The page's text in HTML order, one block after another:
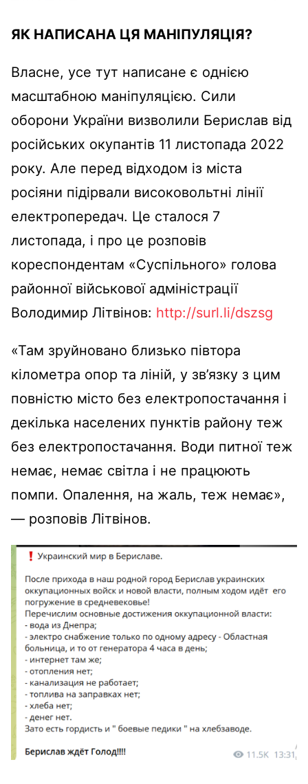
ЯК НАПИСАНА ЦЯ МАНІПУЛЯЦІЯ?
Власне, усе тут написане є однією
масштабною маніпуляцією. Сили
оборони України визволили Берислав від
російських окупантів 11 листопада 2022
року. Але перед відходом із міста
росіяни підірвали високовольтні лінії
електропередач. Це сталося 7
листопада, і про це розповів
кореспондентам «Суспільного» голова
районної військової адміністрації
Володимир Літвінов: http://surl.li/dszsg
«Там зруйновано близько півтора
кілометра опор та ліній, у зв’язку з цим
повністю місто без електропостачання і
декілька населених пунктів району теж
без електропостачання. Води питної теж
немає, немає світла і не працюють
помпи. Опалення, на жаль, теж немає»,
— розповів Літвінов.